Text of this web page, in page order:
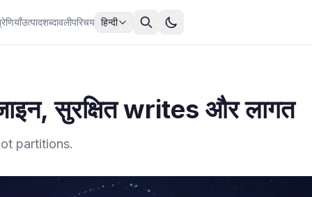
उत्पादशब्दावलीपरिचय हिन्दी
सुरक्षित writes और लागत
partitions.